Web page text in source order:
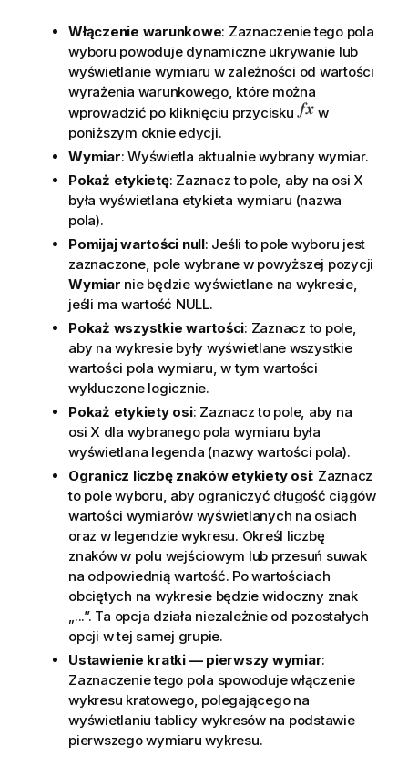
Włączenie warunkowe: Zaznaczenie tego pola
wyboru powoduje dynamiczne ukrywanie lub
wyświetlanie wymiaru w zależności od wartości
wyrażenia warunkowego, które można
wprowadzić po kliknięciu przycisku
w
poniższym oknie edycji.
Wymiar: Wyświetla aktualnie wybrany wymiar.
Pokaż etykietę: Zaznacz to pole, aby na osi X
była wyświetlana etykieta wymiaru (nazwa
pola).
Pomijaj wartości null: Jeśli to pole wyboru jest
zaznaczone, pole wybrane w powyższej pozycji
Wymiar nie będzie wyświetlane na wykresie,
jeśli ma wartość NULL.
Pokaż wszystkie wartości: Zaznacz to pole,
aby na wykresie były wyświetlane wszystkie
wartości pola wymiaru, w tym wartości
wykluczone logicznie.
Pokaż etykiety osi: Zaznacz to pole, aby na
osi X dla wybranego pola wymiaru była
wyświetlana legenda (nazwy wartości pola).
Ogranicz liczbę znaków etykiety osi: Zaznacz
to pole wyboru, aby ograniczyć długość ciągów
wartości wymiarów wyświetlanych na osiach
oraz w legendzie wykresu. Określ liczbę
znaków w polu wejściowym lub przesuń suwak
na odpowiednią wartość. Po wartościach
obciętych na wykresie będzie widoczny znak
„...”. Ta opcja działa niezależnie od pozostałych
opcji w tej samej grupie.
Ustawienie kratki — pierwszy wymiar:
Zaznaczenie tego pola spowoduje włączenie
wykresu kratowego, polegającego na
wyświetlaniu tablicy wykresów na podstawie
pierwszego wymiaru wykresu.